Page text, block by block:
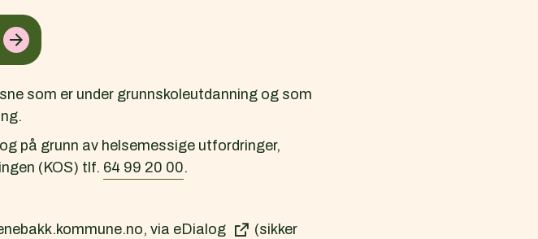
som er under grunnskoleutdanning og som
på grunn av helsemessige utfordringer,
(KOS) tlf. 64 99 20 00.
via eDialog
(sikker